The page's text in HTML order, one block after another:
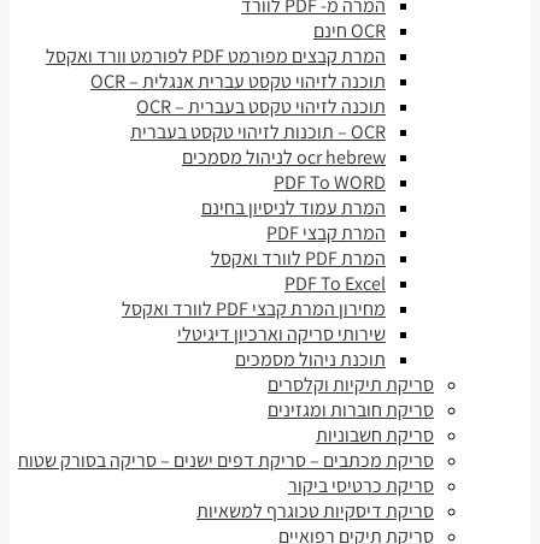
המרה מ- PDF לוורד
OCR חינם
המרת קבצים מפורמט PDF לפורמט וורד ואקסל
תוכנה לזיהוי טקסט עברית אנגלית – OCR
תוכנה לזיהוי טקסט בעברית – OCR
OCR – תוכנות לזיהוי טקסט בעברית
ocr hebrew לניהול מסמכים
PDF To WORD
המרת עמוד לניסיון בחינם
המרת קבצי PDF
המרת PDF לוורד ואקסל
PDF To Excel
מחירון המרת קבצי PDF לוורד ואקסל
שירותי סריקה וארכיון דיגיטלי
תוכנת ניהול מסמכים
סריקת תיקיות וקלסרים
סריקת חוברות ומגזינים
סריקת חשבוניות
סריקת מכתבים – סריקת דפים ישנים – סריקה בסורק שטוח
סריקת כרטיסי ביקור
סריקת דיסקיות טכוגרף למשאיות
סריקת תיקים רפואיים